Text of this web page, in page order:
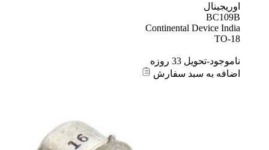
اوریجینال
BC109B
Continental Device India
TO-18
ناموجود-تحویل 33 روزه
اضافه به سبد سفارش